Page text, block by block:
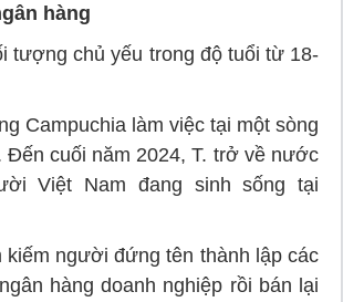
hàng
tượng chủ yếu trong độ tuổi từ 18-
Campuchia làm việc tại một sòng
cuối năm 2024, T. trở về nước
Việt Nam đang sinh sống tại
người đứng tên thành lập các
hàng doanh nghiệp rồi bán lại